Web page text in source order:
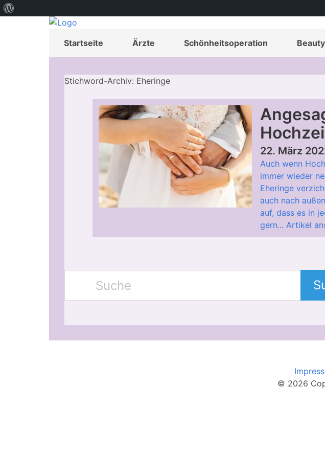
Startseite Ärzte Schönheitsoperation Beauty
Stichword-Archiv: Eheringe
22. März
Auch wenn
immer wieder
Eheringe
auch nach
auf, dass es in
gern... Artikel
© 2026